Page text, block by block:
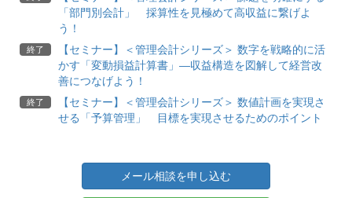
「部門別会計」 採算性を見極めて高収益に繋げよ
う！
終了
【セミナー】＜管理会計シリーズ＞ 数字を戦略的に活
かす「変動損益計算書」―収益構造を図解して経営改
善につなげよう！
終了
【セミナー】＜管理会計シリーズ＞ 数値計画を実現さ
せる「予算管理」 目標を実現させるためのポイント
メール相談を申し込む